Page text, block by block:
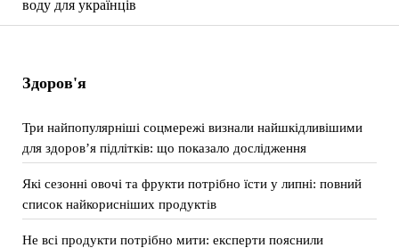
воду для українців
Здоров'я
Три найпопулярніші соцмережі визнали найшкідливішими
для здоров’я підлітків: що показало дослідження
Які сезонні овочі та фрукти потрібно їсти у липні: повний
список найкорисніших продуктів
Не всі продукти потрібно мити: експерти пояснили